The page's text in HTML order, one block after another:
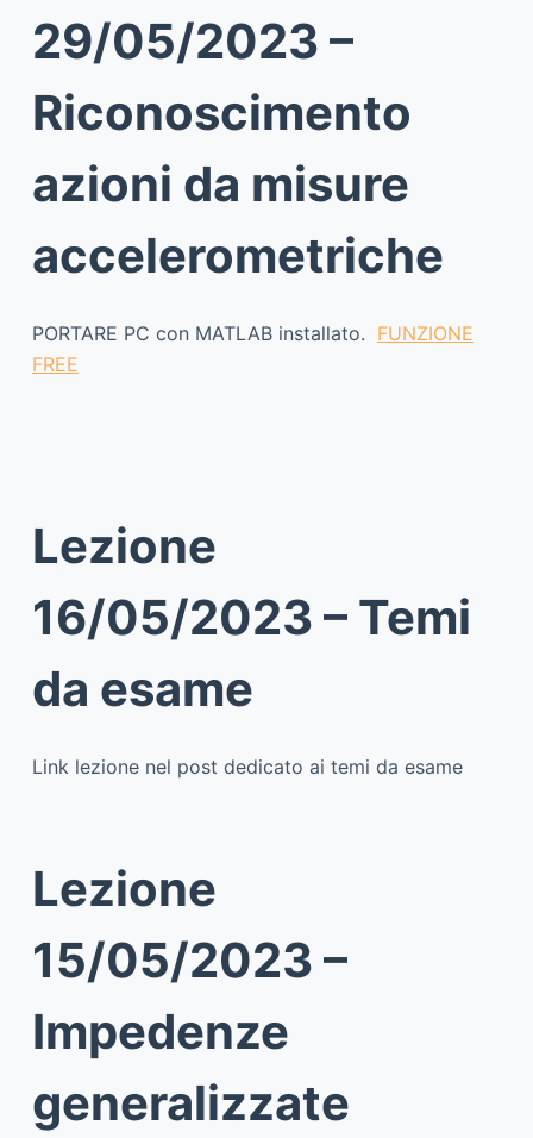
29/05/2023 –
Riconoscimento
azioni da misure
accelerometriche
PORTARE PC con MATLAB installato. FUNZIONE
FREE
Lezione
16/05/2023 – Temi
da esame
Link lezione nel post dedicato ai temi da esame
Lezione
15/05/2023 –
Impedenze
generalizzate